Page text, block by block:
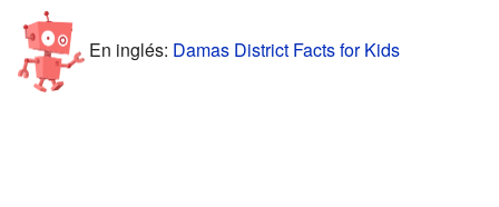
En inglés: Damas District Facts for Kids